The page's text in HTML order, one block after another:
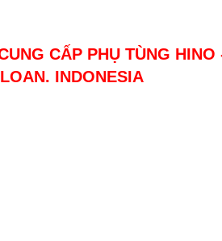
CẤP PHỤ TÙNG HINO
INDONESIA